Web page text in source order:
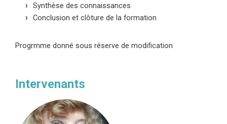
Synthèse des connaissances
Conclusion et clôture de la formation
Progrmme donné sous réserve de modification
Intervenants